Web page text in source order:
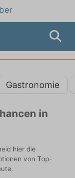
Gastronomie
in
hier die
von Top-